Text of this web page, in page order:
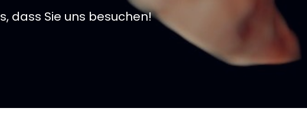
dass Sie uns besuchen!